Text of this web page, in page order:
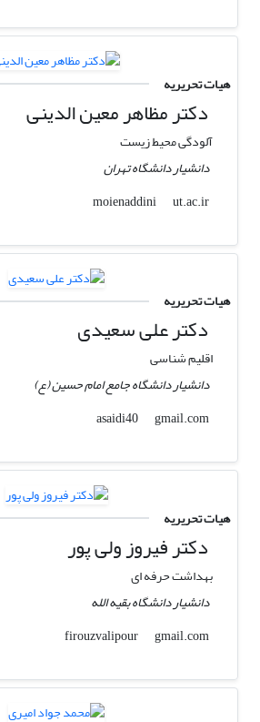
هیات تحریریه
دکتر مظاهر معین الدینی
آلودگی محیط زیست
دانشیار دانشگاه تهران
moienaddini
ut.ac.ir
هیات تحریریه
دکتر علی سعیدی
اقلیم شناسی
دانشیار دانشگاه جامع امام حسین (ع)
asaidi40
gmail.com
هیات تحریریه
دکتر فیروز ولی پور
بهداشت حرفه ای
دانشیار دانشگاه بقیه الله
firouzvalipour
gmail.com